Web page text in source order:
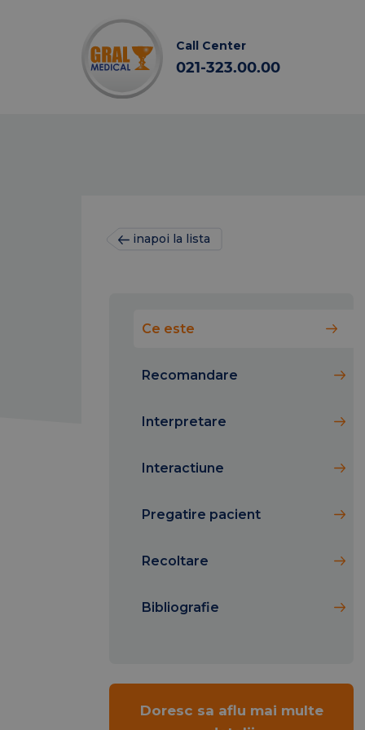
Call Center
021-323.00.00
inapoi la lista
Ce este
Recomandare
Interpretare
Interactiune
Pregatire pacient
Recoltare
Bibliografie
Doresc sa aflu mai multe